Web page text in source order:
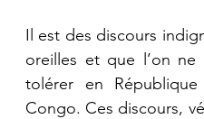
Il est des discours
oreilles et que l’on ne
tolérer en
Congo. Ces discours,